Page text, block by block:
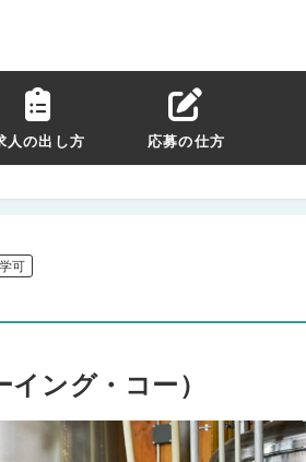
人の出し方 応募の仕方
可
イング・コー）